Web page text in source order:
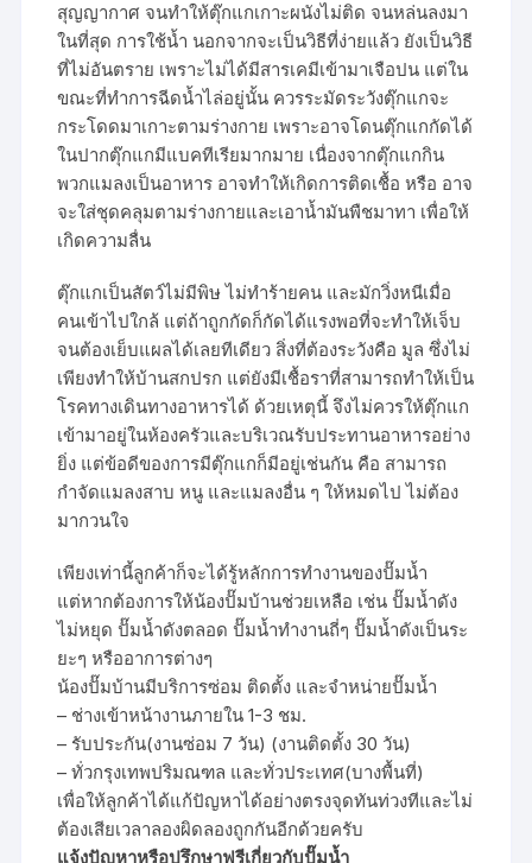
สุญญากาศ จนทำให้ตุ๊กแกเกาะผนังไม่ติด จนหล่นลงมา
ในที่สุด การใช้น้ำ นอกจากจะเป็นวิธีที่ง่ายแล้ว ยังเป็นวิธี
ที่ไม่อันตราย เพราะไม่ได้มีสารเคมีเข้ามาเจือปน แต่ใน
ขณะที่ทำการฉีดน้ำไล่อยู่นั้น ควรระมัดระวังตุ๊กแกจะ
กระโดดมาเกาะตามร่างกาย เพราะอาจโดนตุ๊กแกกัดได้
ในปากตุ๊กแกมีแบคทีเรียมากมาย เนื่องจากตุ๊กแกกิน
พวกแมลงเป็นอาหาร อาจทำให้เกิดการติดเชื้อ หรือ อาจ
จะใส่ชุดคลุมตามร่างกายและเอาน้ำมันพืชมาทา เพื่อให้
เกิดความลื่น
ตุ๊กแกเป็นสัตว์ไม่มีพิษ ไม่ทำร้ายคน และมักวิ่งหนีเมื่อ
คนเข้าไปใกล้ แต่ถ้าถูกกัดก็กัดได้แรงพอที่จะทำให้เจ็บ
จนต้องเย็บแผลได้เลยทีเดียว สิ่งที่ต้องระวังคือ มูล ซึ่งไม่
เพียงทำให้บ้านสกปรก แต่ยังมีเชื้อราที่สามารถทำให้เป็น
โรคทางเดินทางอาหารได้ ด้วยเหตุนี้ จึงไม่ควรให้ตุ๊กแก
เข้ามาอยู่ในห้องครัวและบริเวณรับประทานอาหารอย่าง
ยิ่ง แต่ข้อดีของการมีตุ๊กแกก็มีอยู่เช่นกัน คือ สามารถ
กำจัดแมลงสาบ หนู และแมลงอื่น ๆ ให้หมดไป ไม่ต้อง
มากวนใจ
เพียงเท่านี้ลูกค้าก็จะได้รู้หลักการทำงานของปั๊มน้ำ
แต่หากต้องการให้น้องปั๊มบ้านช่วยเหลือ เช่น ปั๊มน้ำดัง
ไม่หยุด ปั๊มน้ำดังตลอด ปั๊มน้ำทำงานถี่ๆ ปั๊มน้ำดังเป็นระ
ยะๆ หรืออาการต่างๆ
น้องปั๊มบ้านมีบริการซ่อม ติดตั้ง และจำหน่ายปั๊มน้ำ
– ช่างเข้าหน้างานภายใน 1-3 ชม.
– รับประกัน(งานซ่อม 7 วัน) (งานติดตั้ง 30 วัน)
– ทั่วกรุงเทพปริมณฑล และทั่วประเทศ(บางพื้นที่)
เพื่อให้ลูกค้าได้แก้ปัญหาได้อย่างตรงจุดทันท่วงทีและไม่
ต้องเสียเวลาลองผิดลองถูกกันอีกด้วยครับ
แจ้งปัญหาหรือปรึกษาฟรีเกี่ยวกับปั๊มน้ำ